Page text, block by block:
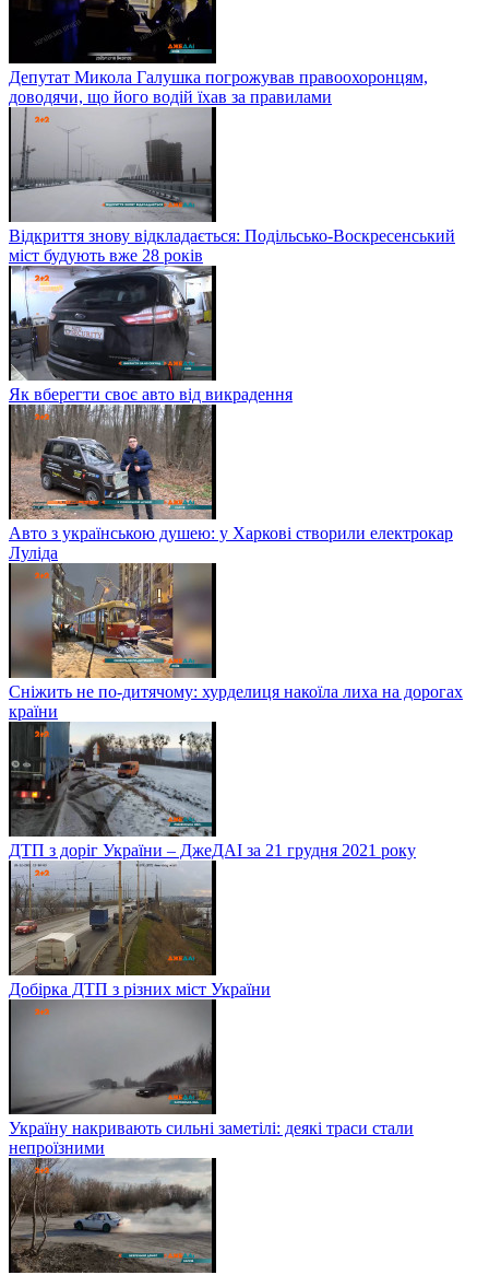
Депутат Микола Галушка погрожував правоохоронцям,
доводячи, що його водій їхав за правилами
Відкриття знову відкладається: Подільсько-Воскресенський
міст будують вже 28 років
Як вберегти своє авто від викрадення
Авто з українською душею: у Харкові створили електрокар
Луліда
Сніжить не по-дитячому: хурделиця накоїла лиха на дорогах
країни
ДТП з доріг України – ДжеДАІ за 21 грудня 2021 року
Добірка ДТП з різних міст України
Україну накривають сильні заметілі: деякі траси стали
непроїзними